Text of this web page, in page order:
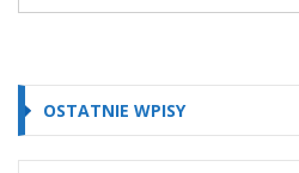
OSTATNIE WPISY